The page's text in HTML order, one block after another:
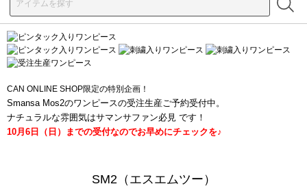
CAN ONLINE SHOP限定の特別企画！
Smansa Mos2のワンピースの受注生産ご予約受付中。
ナチュラルな雰囲気はサマンサファン必見 です！
10月6日（日）までの受付なのでお早めにチェックを♪
SM2（エスエムツー）